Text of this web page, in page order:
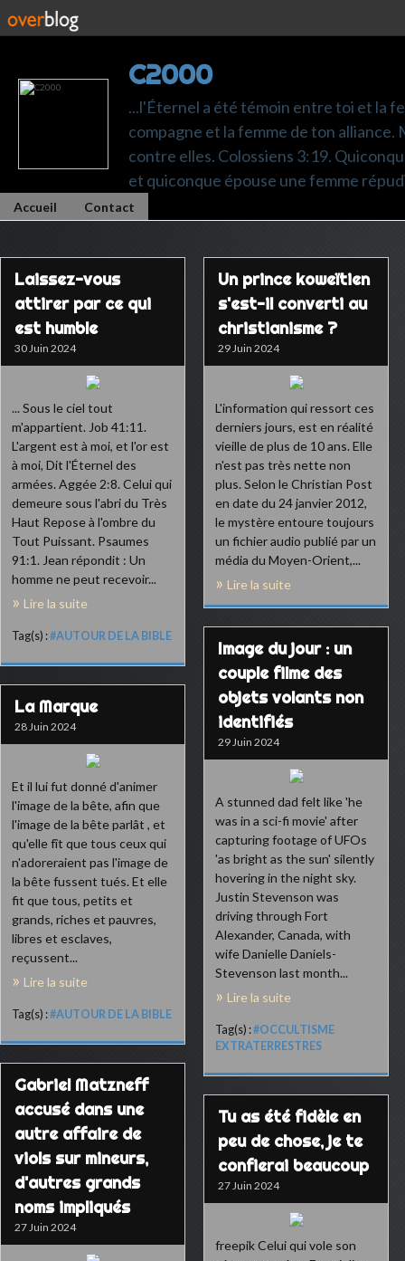
C2000
...l'Éternel a été témoin entre toi et la
compagne et la femme de ton alliance.
contre elles. Colossiens 3:19.
et quiconque épouse une femme
Accueil Contact
Laissez-vous
attirer par ce qui
est humble
30 Juin 2024
... Sous le ciel tout
m'appartient. Job 41:11.
L'argent est à moi, et l'or est
à moi, Dit l'Éternel des
armées. Aggée 2:8. Celui qui
demeure sous l'abri du Très
Haut Repose à l'ombre du
Tout Puissant. Psaumes
91:1. Jean répondit : Un
homme ne peut recevoir...
Lire la suite
Tag(s) :#AUTOUR DE LA BIBLE
Un prince koweïtien
s'est-il converti au
christianisme ?
29 Juin 2024
L'information qui ressort ces
derniers jours, est en réalité
vieille de plus de 10 ans. Elle
n'est pas très nette non
plus. Selon le Christian Post
en date du 24 janvier 2012,
le mystère entoure toujours
un fichier audio publié par un
média du Moyen-Orient,...
Lire la suite
Image du jour : un
couple filme des
objets volants non
identifiés
29 Juin 2024
A stunned dad felt like 'he
was in a sci-fi movie' after
capturing footage of UFOs
'as bright as the sun' silently
hovering in the night sky.
Justin Stevenson was
driving through Fort
Alexander, Canada, with
wife Danielle Daniels-
Stevenson last month...
Lire la suite
Tag(s) :#OCCULTISME
EXTRATERRESTRES
La Marque
28 Juin 2024
Et il lui fut donné d'animer
l'image de la bête, afin que
l'image de la bête parlât , et
qu'elle fît que tous ceux qui
n'adoreraient pas l'image de
la bête fussent tués. Et elle
fit que tous, petits et
grands, riches et pauvres,
libres et esclaves,
reçussent...
Lire la suite
Tag(s) :#AUTOUR DE LA BIBLE
Gabriel Matzneff
accusé dans une
autre affaire de
viols sur mineurs,
d'autres grands
noms impliqués
27 Juin 2024
Tu as été fidèle en
peu de chose, je te
confierai beaucoup
27 Juin 2024
freepik Celui qui vole son